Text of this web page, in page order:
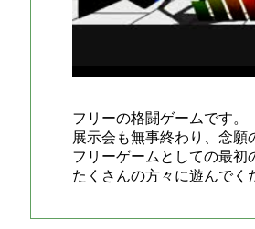
フリーの格闘ゲームです。
展示会も無事終わり、念願
フリーゲームとしての最初
たくさんの方々に遊んでく